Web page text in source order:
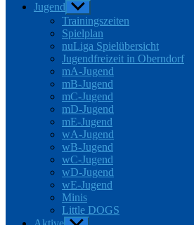
Jugend Untermenü
anzeigen
Trainingszeiten
Spielplan
nuLiga Spielübersicht
Jugendfreizeit in Oberndorf
mA-Jugend
mB-Jugend
mC-Jugend
mD-Jugend
mE-Jugend
wA-Jugend
wB-Jugend
wC-Jugend
wD-Jugend
wE-Jugend
Minis
Little DOGS